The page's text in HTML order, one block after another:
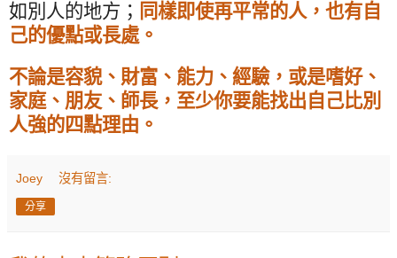
如別人的地方； 同樣即使再平常的人，也有自
己的優點或長處。
不論是容貌、財富、能力、經驗，或是嗜好、
家庭、朋友、師長，至少你要能找出自己比別
人強的四點理由。
Joey 沒有留言:
分享